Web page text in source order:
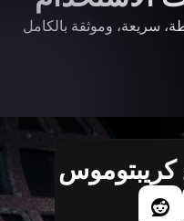
كريبتوموس